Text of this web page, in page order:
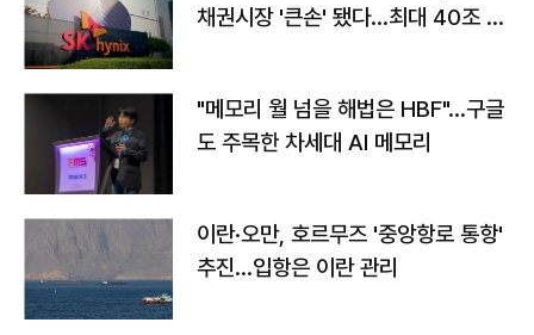
채권시장 '큰손' 됐다…최대 40조 투
"메모리 월 넘을 해법은 HBF"…구글
도 주목한 차세대 AI 메모리
이란·오만, 호르무즈 '중앙항로 통항'
추진…입항은 이란 관리